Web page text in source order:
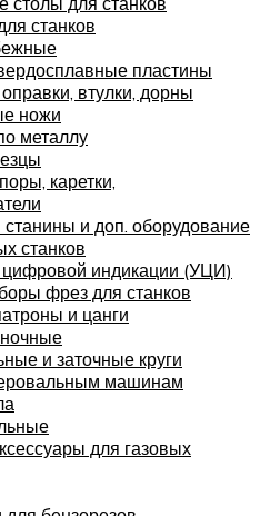
станков
пластины
втулки, дорны
ножи
металлу
каретки,
станины и доп. оборудование
станков
цифровой индикации (УЦИ)
фрез для станков
и цанги
и заточные круги
машинам
для газовых